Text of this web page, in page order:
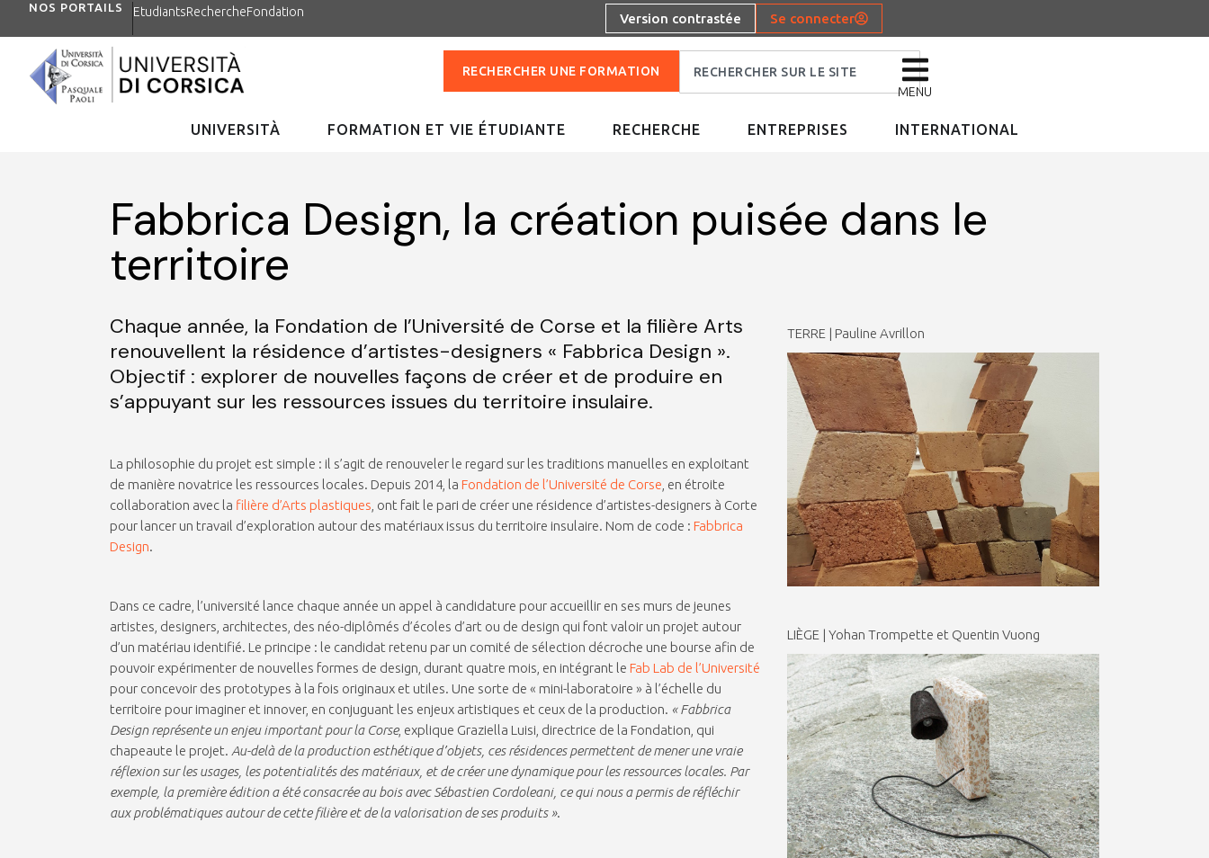
NOS PORTAILS EtudiantsRechercheFondation Version contrastée Se connecter
RECHERCHER UNE FORMATION
MENU
UNIVERSITÀ FORMATION ET VIE ÉTUDIANTE RECHERCHE ENTREPRISES INTERNATIONAL
Fabbrica Design, la création puisée dans le
territoire
Chaque année, la Fondation de l’Université de Corse et la filière Arts
renouvellent la résidence d’artistes-designers « Fabbrica Design ».
Objectif : explorer de nouvelles façons de créer et de produire en
s’appuyant sur les ressources issues du territoire insulaire.
La philosophie du projet est simple : il s’agit de renouveler le regard sur les traditions manuelles en exploitant
de manière novatrice les ressources locales. Depuis 2014, la Fondation de l’Université de Corse , en étroite
collaboration avec la filière d’Arts plastiques , ont fait le pari de créer une résidence d’artistes-designers à Corte
pour lancer un travail d’exploration autour des matériaux issus du territoire insulaire. Nom de code : Fabbrica
Design.
Dans ce cadre, l’université lance chaque année un appel à candidature pour accueillir en ses murs de jeunes
artistes, designers, architectes, des néo-diplômés d’écoles d’art ou de design qui font valoir un projet autour
d’un matériau identifié. Le principe : le candidat retenu par un comité de sélection décroche une bourse afin de
pouvoir expérimenter de nouvelles formes de design, durant quatre mois, en intégrant le Fab Lab de l’Université
pour concevoir des prototypes à la fois originaux et utiles. Une sorte de « mini-laboratoire » à l’échelle du
territoire pour imaginer et innover, en conjuguant les enjeux artistiques et ceux de la production. « Fabbrica
Design représente un enjeu important pour la Corse, explique Graziella Luisi, directrice de la Fondation, qui
chapeaute le projet. Au-delà de la production esthétique d’objets, ces résidences permettent de mener une vraie
réflexion sur les usages, les potentialités des matériaux, et de créer une dynamique pour les ressources locales. Par
exemple, la première édition a été consacrée au bois avec Sébastien Cordoleani, ce qui nous a permis de réfléchir
aux problématiques autour de cette filière et de la valorisation de ses produits ».
TERRE | Pauline Avrillon
LIÈGE | Yohan Trompette et Quentin Vuong